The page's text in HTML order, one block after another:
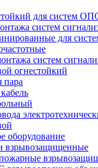
для систем
систем
для
систем
огнестойкий
пара
оборудование
взрывозащищенные